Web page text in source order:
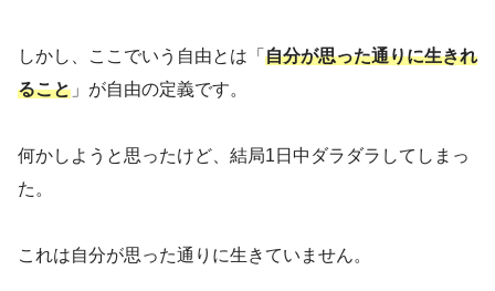
しかし、ここでいう自由とは「 自分が思った通りに生きれ
ること 」が自由の定義です。
何かしようと思ったけど、結局1日中ダラダラしてしまっ
た。
これは自分が思った通りに生きていません。